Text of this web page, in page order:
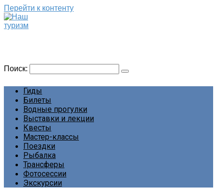
Перейти к контенту
Поиск:
Гиды
Билеты
Водные прогулки
Выставки и лекции
Квесты
Мастер-классы
Поездки
Рыбалка
Трансферы
Фотосессии
Экскурсии